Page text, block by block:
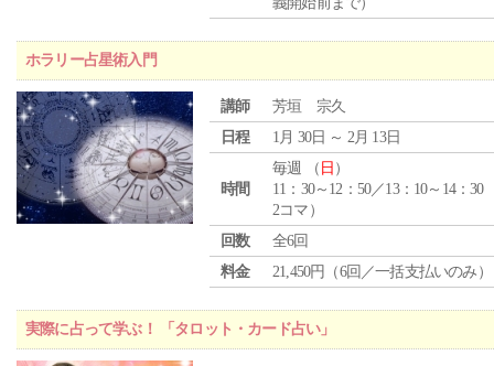
ホラリー占星術入門
講師
芳垣 宗久
日程
1月 30日 ～ 2月 13日
時間
毎週 （ 日 ）
11：30～12：50／13：10～14：30
2コマ）
回数
全6回
料金
21,450円（6回／一括支払いのみ）
実際に占って学ぶ！ 「タロット・カード占い」